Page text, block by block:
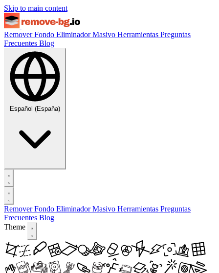
Skip to main content
Remover Fondo Eliminador Masivo Herramientas Preguntas
Frecuentes Blog
Español (España)
Remover Fondo Eliminador Masivo Herramientas Preguntas
Frecuentes Blog
Theme